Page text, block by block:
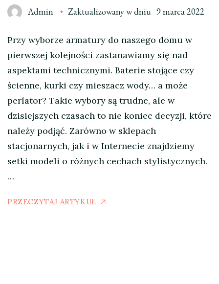
Admin Zaktualizowany w dniu 9 marca 2022
Przy wyborze armatury do naszego domu w
pierwszej kolejności zastanawiamy się nad
aspektami technicznymi. Baterie stojące czy
ścienne, kurki czy mieszacz wody… a może
perlator? Takie wybory są trudne, ale w
dzisiejszych czasach to nie koniec decyzji, które
należy podjąć. Zarówno w sklepach
stacjonarnych, jak i w Internecie znajdziemy
setki modeli o różnych cechach stylistycznych.
…
PRZECZYTAJ ARTYKUŁ